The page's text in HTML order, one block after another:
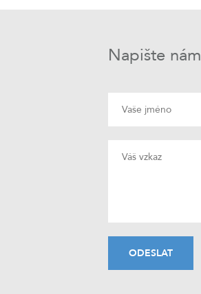
Napište nám